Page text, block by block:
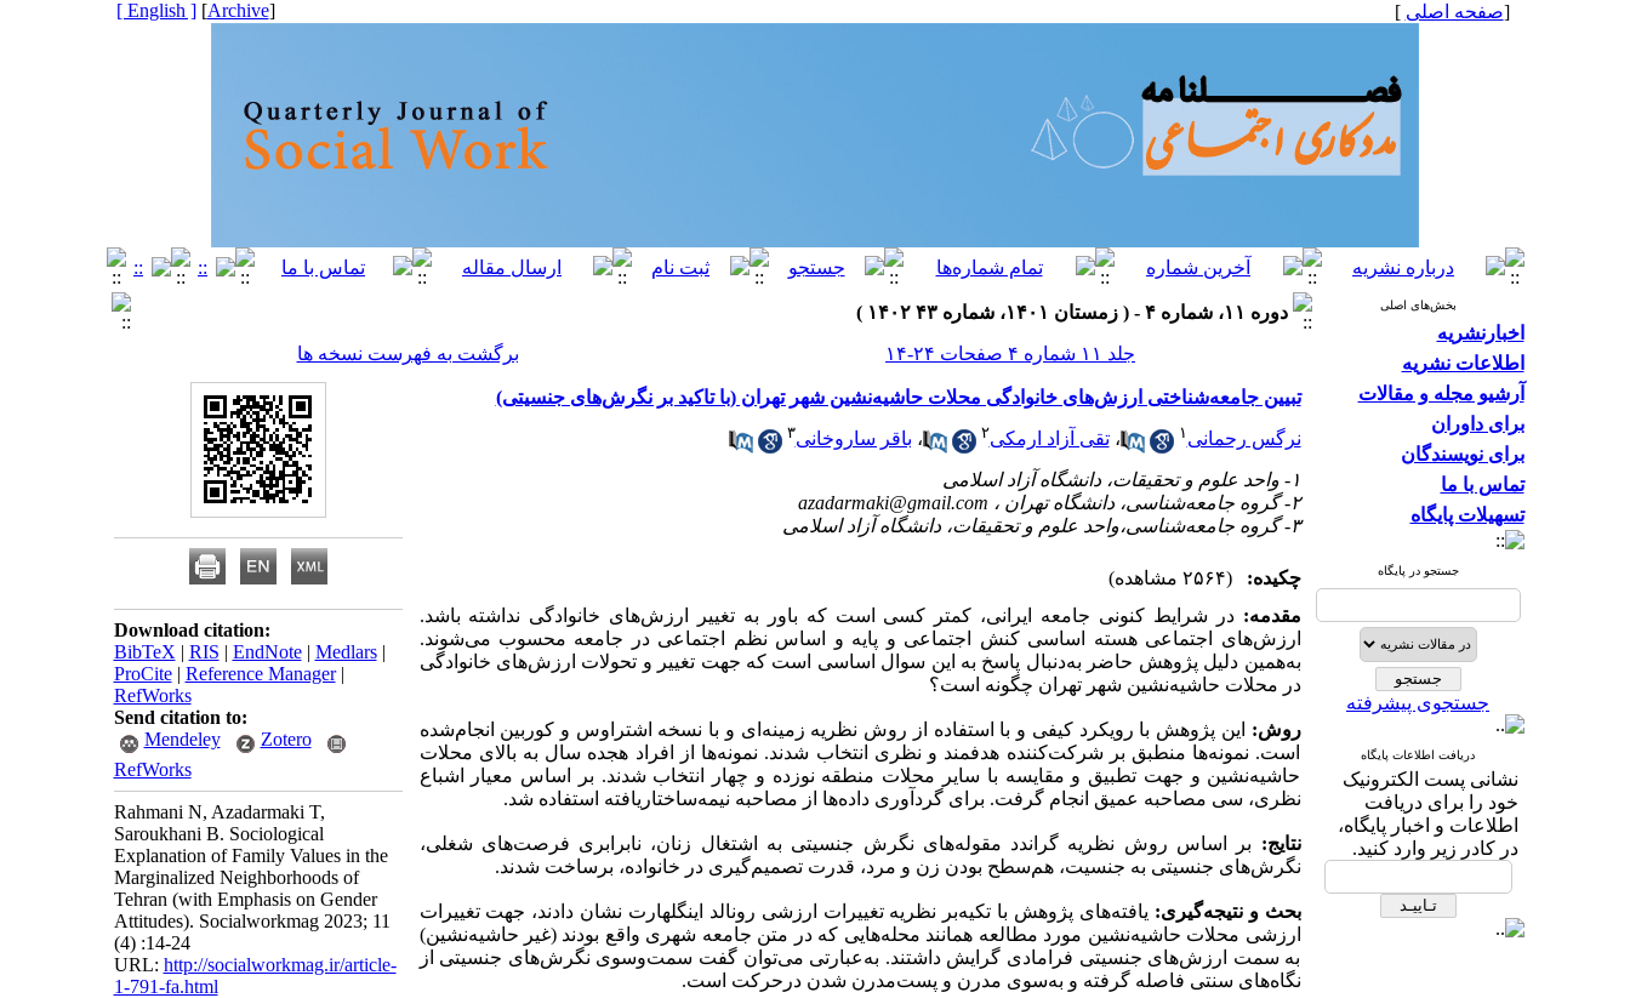
[صفحه اصلی ]
[
Archive
]
[ English ]
بخش‌های اصلی
اخبارنشریه
اطلاعات نشریه
آرشیو مجله و مقالات
برای داوران
برای نویسندگان
تماس با ما
تسهیلات پایگاه
جستجو در پایگاه
جستجوی پیشرفته
دریافت اطلاعات پایگاه
نشانی پست الکترونیک
خود را برای دریافت
اطلاعات و اخبار پایگاه،
در کادر زیر وارد کنید.
دوره ۱۱، شماره ۴ - ( زمستان ۱۴۰۱، شماره ۴۳ ۱۴۰۲ )
جلد ۱۱ شماره ۴ صفحات ۲۴-۱۴
برگشت به فهرست نسخه ها
تبیین جامعه‌شناختی ارزش‌های خانوادگی محلات حاشیه‌نشین شهر تهران (با تاکید بر نگرش‌های جنسیتی)
نرگس رحمانی ۱ ،تقی آزاد ارمکی۲ ، باقر ساروخانی۳
۱- واحد علوم و تحقیقات، دانشگاه آزاد اسلامی
۲- گروه جامعه‌شناسی، دانشگاه تهران ،
azadarmaki@gmail.com
۳- گروه جامعه‌شناسی،واحد علوم و تحقیقات، دانشگاه آزاد اسلامی
چکیده:
(۲۵۶۴ مشاهده)
مقدمه: در شرایط کنونی جامعه ایرانی، کمتر کسی است که باور به تغییر ارزش‌های خانوادگی نداشته باشد.
ارزش‌های اجتماعی هسته اساسی کنش اجتماعی و پایه و اساس نظم اجتماعی در جامعه محسوب می‌شوند.
به‌همین دلیل پژوهش حاضر به‌دنبال پاسخ به این سوال اساسی است که جهت تغییر و تحولات ارزش‌های خانوادگی
در محلات حاشیه‌نشین شهر تهران چگونه است؟
روش:
این پژوهش با رویکرد کیفی و با استفاده از روش نظریه زمینه‌ای و با نسخه اشتراوس و کوربین انجام‌شده
است. نمونه‌ها منطبق بر شرکت‌کننده هدفمند و نظری انتخاب شدند. نمونه‌ها از افراد هجده سال به بالای محلات
حاشیه‌نشین و جهت تطبیق و مقایسه با سایر محلات منطقه نوزده و چهار انتخاب شدند. بر اساس معیار اشباع
نظری، سی مصاحبه عمیق انجام گرفت. برای گردآوری داده‌ها از مصاحبه نیمه‌ساختاریافته استفاده شد.
نتایج: بر اساس روش نظریه گراندد مقوله‌های نگرش جنسیتی به اشتغال زنان، نابرابری فرصت‌های شغلی،
نگرش‌های جنسیتی به جنسیت، هم‌سطح بودن زن و مرد، قدرت تصمیم‌گیری در خانواده، برساخت شدند.
بحث و نتیجه‌گیری: یافته‌های پژوهش با تکیه‌بر نظریه تغییرات ارزشی رونالد اینگلهارت نشان دادند، جهت تغییرات
ارزشی محلات حاشیه‌‌نشین مورد مطالعه همانند محله‌هایی که در متن جامعه شهری واقع بودند (غیر حاشیه‌نشین)
به سمت ارزش‌های جنسیتی فرامادی گرایش داشتند. به‌عبارتی می‌توان گفت سمت‌وسوی نگرش‌های جنسیتی از
نگاه‌های سنتی فاصله گرفته و به‌سوی مدرن و پست‌مدرن شدن درحرکت است.
Download citation:
BibTeX | RIS | EndNote| Medlars|
ProCite| Reference Manager|
RefWorks
Send citation to:
Mendeley
Zotero
RefWorks
Rahmani N, Azadarmaki T,
Saroukhani B. Sociological
Explanation of Family Values in the
Marginalized Neighborhoods of
Tehran (with Emphasis on Gender
Attitudes). Socialworkmag 2023; 11
(4) :14-24
URL: http://socialworkmag.ir/article-
1-791-fa.html